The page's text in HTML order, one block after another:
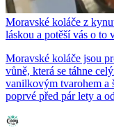
Moravské koláče z
láskou a potěší vás o to
Moravské koláče jsou
vůně, která se táhne
vanilkovým tvarohem a
poprvé před pár lety a